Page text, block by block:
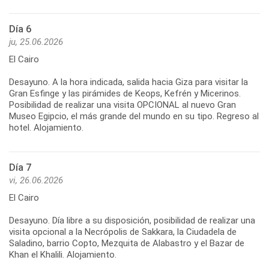
Día 6
ju, 25.06.2026
El Cairo
Desayuno. A la hora indicada, salida hacia Giza para visitar la
Gran Esfinge y las pirámides de Keops, Kefrén y Micerinos.
Posibilidad de realizar una visita OPCIONAL al nuevo Gran
Museo Egipcio, el más grande del mundo en su tipo. Regreso al
hotel. Alojamiento.
Día 7
vi, 26.06.2026
El Cairo
Desayuno. Día libre a su disposición, posibilidad de realizar una
visita opcional a la Necrópolis de Sakkara, la Ciudadela de
Saladino, barrio Copto, Mezquita de Alabastro y el Bazar de
Khan el Khalili. Alojamiento.